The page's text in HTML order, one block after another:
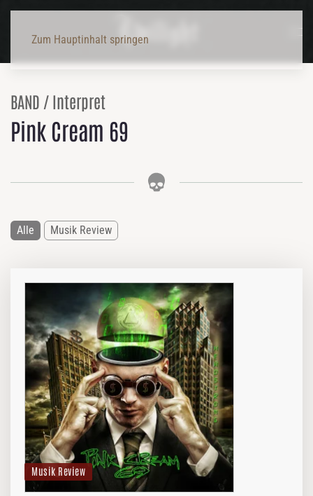
Zum Hauptinhalt springen
BAND / Interpret
Pink Cream 69
Alle Musik Review
Musik Review